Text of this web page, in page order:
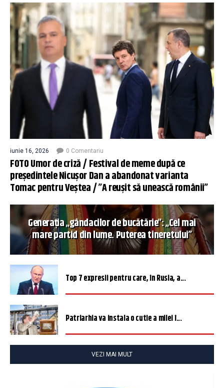
iunie 16, 2026 0 Comentariu
FOTO Umor de criză / Festival de meme după ce
președintele Nicușor Dan a abandonat varianta
Tomac pentru Veștea / ”A reușit să unească românii”
Generația „gândacilor de bucătărie”: „Cel mai
mare partid din lume. Puterea tineretului”
Top 7 expresii pentru care, în Rusia, a...
Patriarhia va instala o cutie a milei î...
VEZI MAI MULT